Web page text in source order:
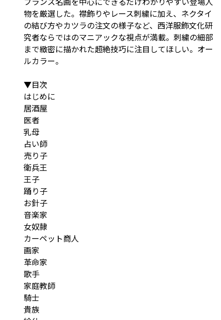
物を厳選した。襟飾りやレース刺繍に加え、ネクタイ
の結び方やカツラの注文の様子など、西洋服飾文化研
究者ならではのマニアックな視点が満載。刺繍の細部
まで緻密に描かれた超絶技巧に注目してほしい。オー
ルカラー。
▼目次
はじめに
居酒屋
医者
乳母
占い師
売り子
衛兵王
王子
踊り子
お針子
音楽家
女奴隷
カーペット商人
画家
革命家
歌手
家庭教師
騎士
貴族